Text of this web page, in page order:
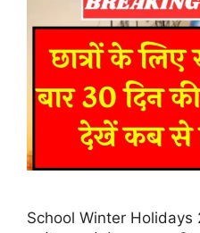
School Winter Holidays